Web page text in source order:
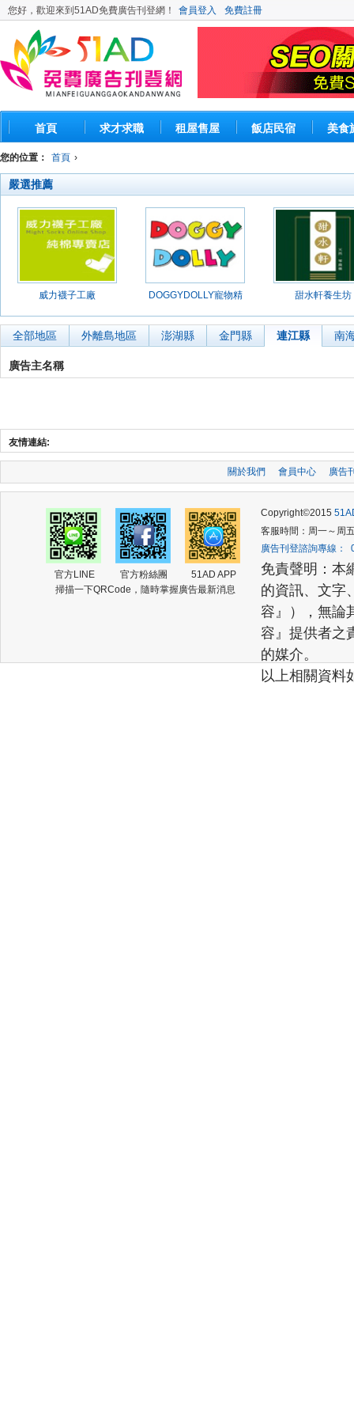
您好，歡迎來到51AD免費廣告刊登網！ 會員登入 免費註冊
首頁 求才求職 租屋售屋 飯店民宿 美食
您的位置： 首頁 ›
嚴選推薦
威力襪子工廠
DOGGYDOLLY寵物精
甜水軒養生坊
全部地區 外離島地區 澎湖縣 金門縣 連江縣 南
廣告主名稱
友情連結:
關於我們 會員中心 廣告
官方LINE 官方粉絲團
51AD APP
掃描一下QRCode，隨時掌握廣告最新消息
Copyright©2015
客服時間：周一～周
廣告刊登諮詢專線
免責聲明：本
的資訊、文字
容』），無論
容』提供者之
的媒介。
以上相關資料